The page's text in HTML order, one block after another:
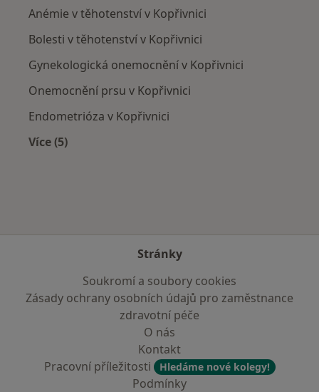
Anémie v těhotenství v Kopřivnici
Bolesti v těhotenství v Kopřivnici
Gynekologická onemocnění v Kopřivnici
Onemocnění prsu v Kopřivnici
Endometrióza v Kopřivnici
Více (5)
Stránky
Soukromí a soubory cookies
Zásady ochrany osobních údajů pro zaměstnance
zdravotní péče
O nás
Kontakt
Pracovní příležitosti
Hledáme nové kolegy!
Podmínky